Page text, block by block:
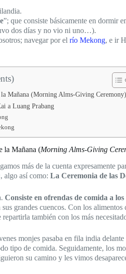
”; que consiste básicamente en dormir
dos días y no vio ni uno…).
navegar por el río Mekong, e ir
Mañana (Morning Alms-Giving Ceremony)
a Luang Prabang
la Mañana (Morning Alms-Giving
más de la cuenta expresamente
algo así como: La Ceremonia de las
Consiste en ofrendas de comida a
grandes cuencos. Con los
repartirla también con los más
monjes pasaba en fila india
tipo de comida. Seguidamente, los
su camino y les vimos